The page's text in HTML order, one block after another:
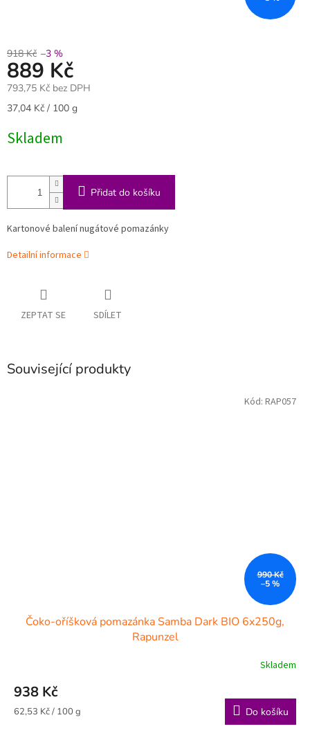
918 Kč –3 %
889 Kč
793,75 Kč bez DPH
Měrná
37,04 Kč / 100 g
Skladem
Přidat do košíku
Kartonové balení nugátové pomazánky
Detailní informace
ZEPTAT SE SDÍLET
Související produkty
990 Kč
–5 %
Čoko-oříšková pomazánka Samba Dark BIO 6x250g,
Rapunzel
Skladem
938 Kč
Měrná
62,53 Kč / 100 g Do košíku
Kód: RAP057